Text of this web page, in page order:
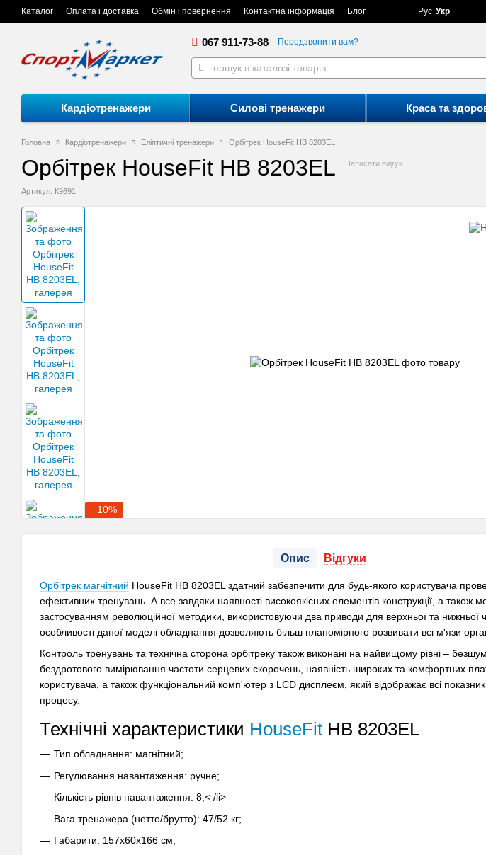
Каталог Оплата і доставка Обмін і повернення Контактна інформація Блог Рус Укр
067 911-73-88 Передзвонити вам?
Кардіотренажери Силові тренажери Краса та
Головна Кардіотренажери Еліптичні тренажери Орбітрек HouseFit HB 8203EL
Орбітрек HouseFit HB 8203EL Написати відгук
Артикул: К9691
−10%
Опис Відгуки
Орбітрек магнітний HouseFit HB 8203EL здатний забезпечити для будь-якого користувача
ефективних тренувань. А все завдяки наявності високоякісних елементів конструкції, а також
застосуванням революційної методики, використовуючи два приводи для верхньої та нижньої
особливості даної моделі обладнання дозволяють більш планомірного розвивати всі м'язи
Контроль тренувань та технічна сторона орбітреку також виконані на найвищому рівні –
бездротового вимірювання частоти серцевих скорочень, наявність широких та комфортних
користувача, а також функціональний комп'ютер з LCD дисплеєм, який відображає всі
процесу.
Технічні характеристики HouseFit HB 8203EL
Тип обладнання: магнітний;
Регулювання навантаження: ручне;
Кількість рівнів навантаження: 8;< /li>
Вага тренажера (нетто/брутто): 47/52 кг;
Габарити: 157х60х166 см;